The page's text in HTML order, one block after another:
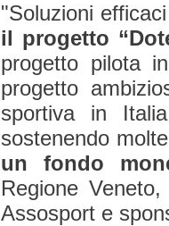
"Soluzioni
il progetto
progetto pilota
progetto
sportiva in
sostenendo
un fondo
Regione
Assosport e